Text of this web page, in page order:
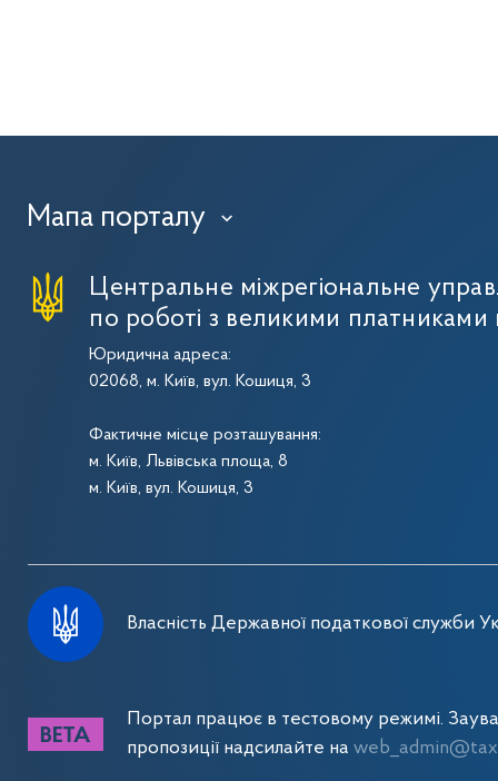
Мапа порталу ›
Центральне міжрегіональне
по роботі з великими платниками
Юридична адреса:
02068, м. Київ, вул. Кошиця, 3
Фактичне місце розташування:
м. Київ, Львівська площа, 8
м. Київ, вул. Кошиця, 3
Власність Державної податкової служби
Портал працює в тестовому режимі.
пропозиції надсилайте на